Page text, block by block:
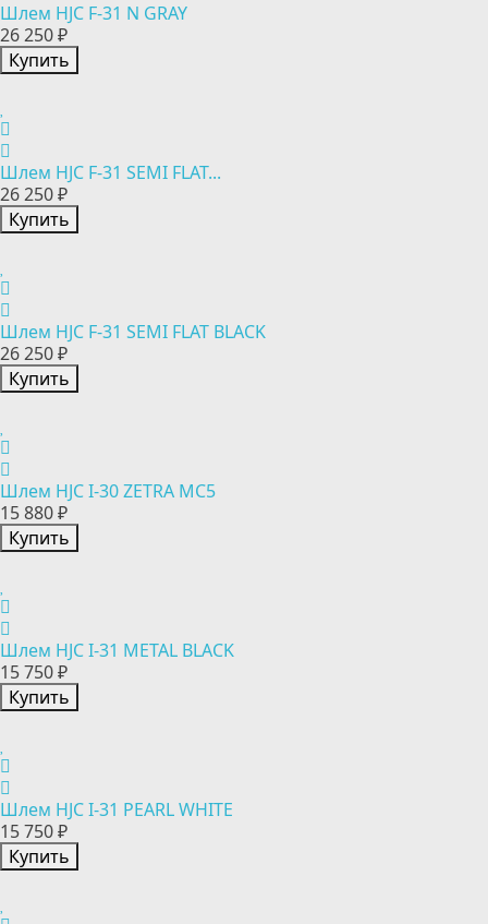
Шлем HJC F-31 N GRAY
26 250 ₽
Купить
Шлем HJC F-31 SEMI FLAT...
26 250 ₽
Купить
Шлем HJC F-31 SEMI FLAT BLACK
26 250 ₽
Купить
Шлем HJC I-30 ZETRA MC5
15 880 ₽
Купить
Шлем HJC I-31 METAL BLACK
15 750 ₽
Купить
Шлем HJC I-31 PEARL WHITE
15 750 ₽
Купить